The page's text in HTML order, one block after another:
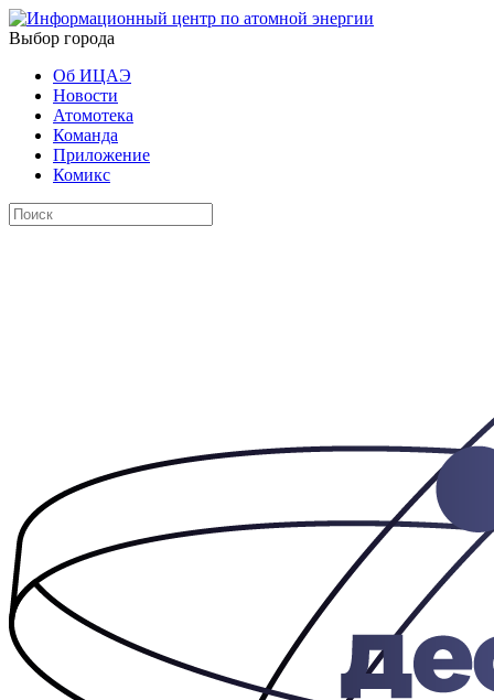
Выбор города
Об ИЦАЭ
Новости
Атомотека
Команда
Приложение
Комикс